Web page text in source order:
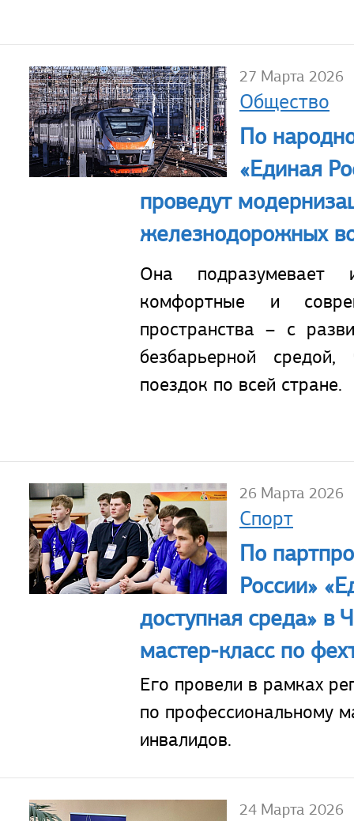
27 Марта 2026
Общество
По
«Единая
проведут
железнодорожных
Она подразумевает
комфортные и
пространства – с
безбарьерной
поездок по всей стране.
26 Марта 2026
Спорт
По
России»
доступная среда» в
мастер-класс по
Его провели в рамках
по профессиональному
инвалидов.
24 Марта 2026